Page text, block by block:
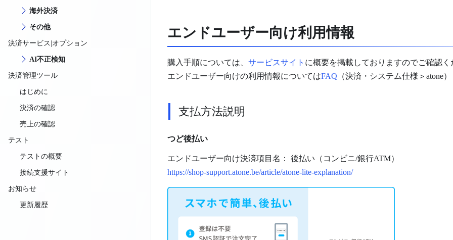
エンドユーザー向け利用情報
購入手順については、 サービスサイト に概要を掲載しておりますのでご確認く
エンドユーザー向けの利用情報についてはFAQ （決済・システム仕様＞atone
支払方法説明
つど後払い
エンドユーザー向け決済項目名： 後払い（コンビニ/銀行ATM）
https://shop-support.atone.be/article/atone-lite-explanation/
海外決済
その他
決済サービス|オプション
AI不正検知
決済管理ツール
はじめに
決済の確認
売上の確認
テスト
テストの概要
接続支援サイト
お知らせ
更新履歴